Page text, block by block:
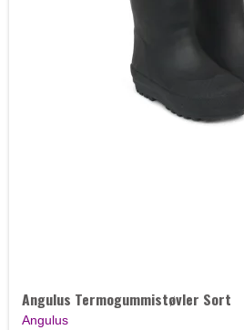
Angulus Termogummistøvler Sort
Angulus